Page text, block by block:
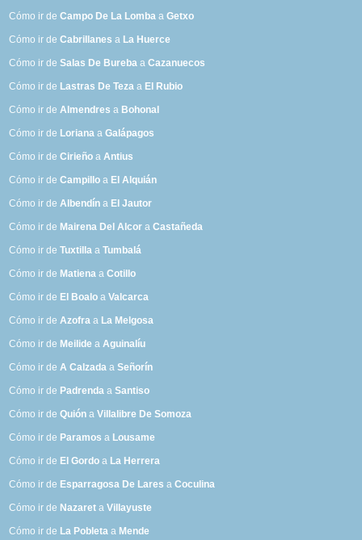
Cómo ir deCampo De La Lomba aGetxo
Cómo ir deCabrillanes a La Huerce
Cómo ir deSalas De Bureba aCazanuecos
Cómo ir de Lastras De Teza a El Rubio
Cómo ir deAlmendres a Bohonal
Cómo ir de Loriana aGalápagos
Cómo ir deCirieño aAntius
Cómo ir deCampillo a El Alquián
Cómo ir deAlbendín a El Jautor
Cómo ir de Mairena Del Alcor aCastañeda
Cómo ir deTuxtilla aTumbalá
Cómo ir de Matiena aCotillo
Cómo ir de El Boalo aValcarca
Cómo ir deAzofra a La Melgosa
Cómo ir de Meilide aAguinalíu
Cómo ir deA Calzada aSeñorín
Cómo ir de Padrenda aSantiso
Cómo ir deQuión aVillalibre De Somoza
Cómo ir de Paramos a Lousame
Cómo ir de El Gordo a La Herrera
Cómo ir de Esparragosa De Lares aCoculina
Cómo ir de Nazaret aVillayuste
Cómo ir de La Pobleta a Mende